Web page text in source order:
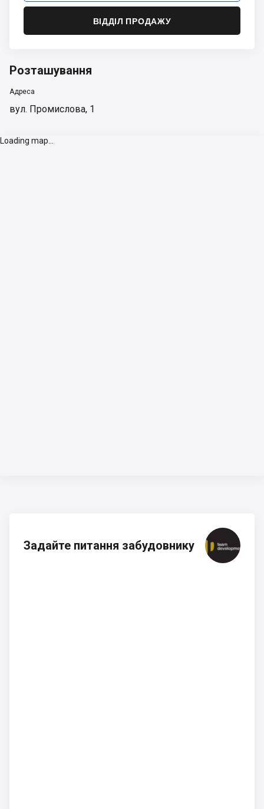
ВІДДІЛ ПРОДАЖУ
Розташування
Адреса
вул. Промислова, 1
Loading map...
Задайте питання забудовнику